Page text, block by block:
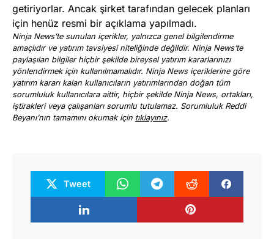
getiriyorlar. Ancak şirket tarafından gelecek planları
için henüz resmi bir açıklama yapılmadı.
Ninja News’te sunulan içerikler, yalnızca genel bilgilendirme
amaçlıdır ve yatırım tavsiyesi niteliğinde değildir. Ninja News’te
paylaşılan bilgiler hiçbir şekilde bireysel yatırım kararlarınızı
yönlendirmek için kullanılmamalıdır. Ninja News içeriklerine göre
yatırım kararı kalan kullanıcıların yatırımlarından doğan tüm
sorumluluk kullanıcılara aittir, hiçbir şekilde Ninja News, ortakları,
iştirakleri veya çalışanları sorumlu tutulamaz. Sorumluluk Reddi
Beyanı’nın tamamını okumak için tıklayınız.
Tweet